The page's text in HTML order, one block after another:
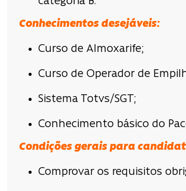
Conhecimentos desejáveis:
Curso de Almoxarife;
Curso de Operador de
Sistema Totvs/SGT;
Conhecimento básico do
Condições gerais para
Comprovar os requisitos